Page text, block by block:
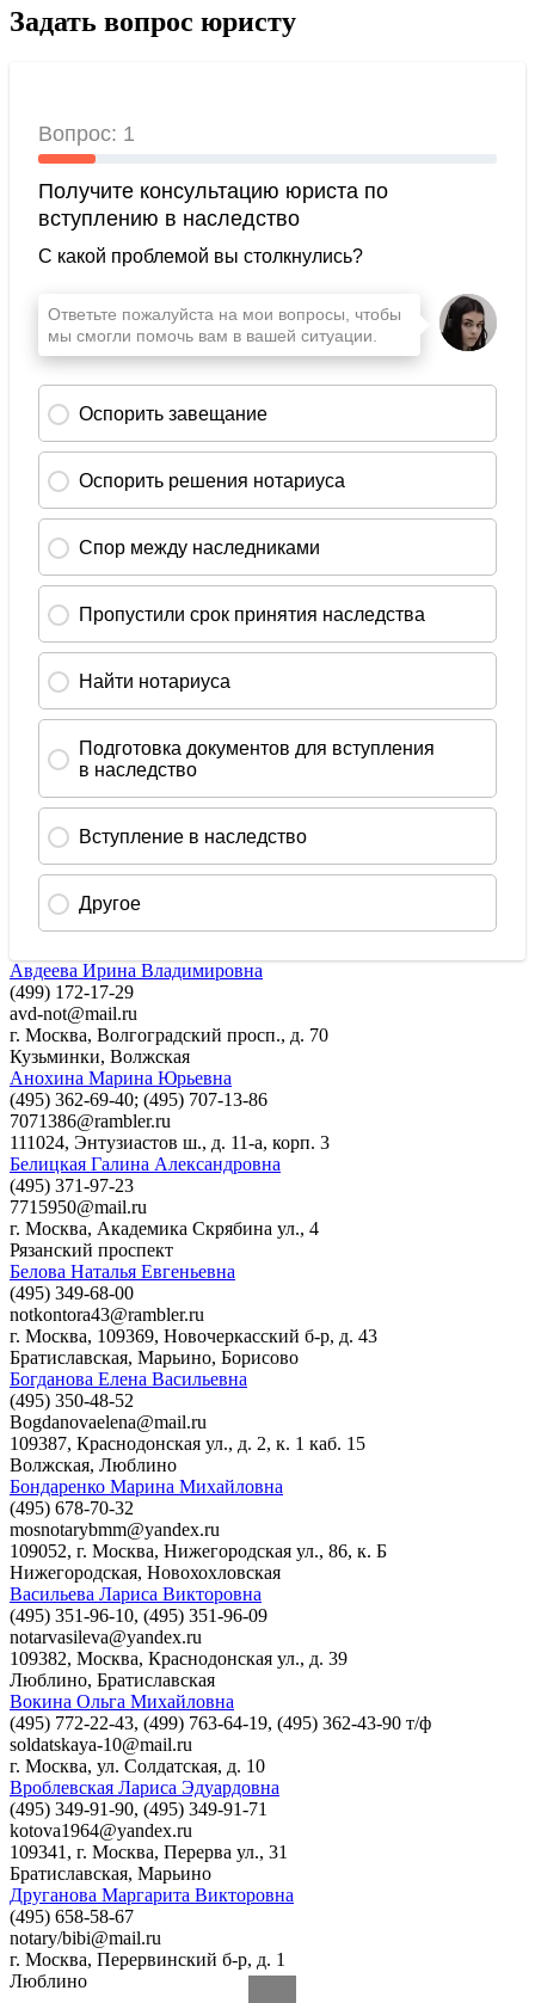
Задать вопрос юристу
Авдеева Ирина Владимировна
(499) 172-17-29
avd-not@mail.ru
г. Москва, Волгоградский просп., д. 70
Кузьминки, Волжская
Анохина Марина Юрьевна
(495) 362-69-40; (495) 707-13-86
7071386@rambler.ru
111024, Энтузиастов ш., д. 11-а, корп. 3
Белицкая Галина Александровна
(495) 371-97-23
7715950@mail.ru
г. Москва, Академика Скрябина ул., 4
Рязанский проспект
Белова Наталья Евгеньевна
(495) 349-68-00
notkontora43@rambler.ru
г. Москва, 109369, Новочеркасский б-р, д. 43
Братиславская, Марьино, Борисово
Богданова Елена Васильевна
(495) 350-48-52
Bogdanovaelena@mail.ru
109387, Краснодонская ул., д. 2, к. 1 каб. 15
Волжская, Люблино
Бондаренко Марина Михайловна
(495) 678-70-32
mosnotarybmm@yandex.ru
109052, г. Москва, Нижегородская ул., 86, к. Б
Нижегородская, Новохохловская
Васильева Лариса Викторовна
(495) 351-96-10, (495) 351-96-09
notarvasileva@yandex.ru
109382, Москва, Краснодонская ул., д. 39
Люблино, Братиславская
Вокина Ольга Михайловна
(495) 772-22-43, (499) 763-64-19, (495) 362-43-90 т/ф
soldatskaya-10@mail.ru
г. Москва, ул. Солдатская, д. 10
Вроблевская Лариса Эдуардовна
(495) 349-91-90, (495) 349-91-71
kotova1964@yandex.ru
109341, г. Москва, Перерва ул., 31
Братиславская, Марьино
Друганова Маргарита Викторовна
(495) 658-58-67
notary/bibi@mail.ru
г. Москва, Перервинский б-р, д. 1
Люблино